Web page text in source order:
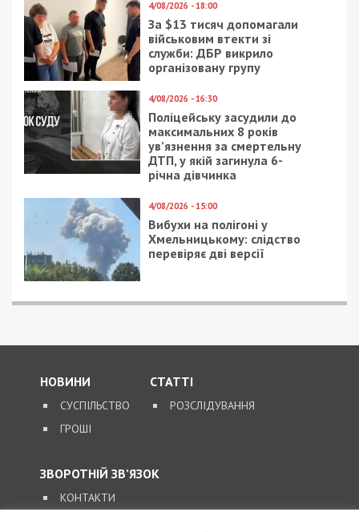
26/11/2021 - 15:30
Сертификат о
вакцинации теперь
можно скачать: видео
25/06/2023 - 14:10
Робота в Дніпрі: чи
можна офіційно
працювати на двох
різних підприємствах
14/06/2020 - 14:57
Люди, прикованные к
креслам-коляскам,
получили права
велосипедистов
10/05/2018 - 11:30
В Днепре сгорели три